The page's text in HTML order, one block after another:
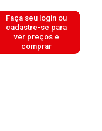
Faça seu login ou
cadastre-se para
ver preços e
comprar